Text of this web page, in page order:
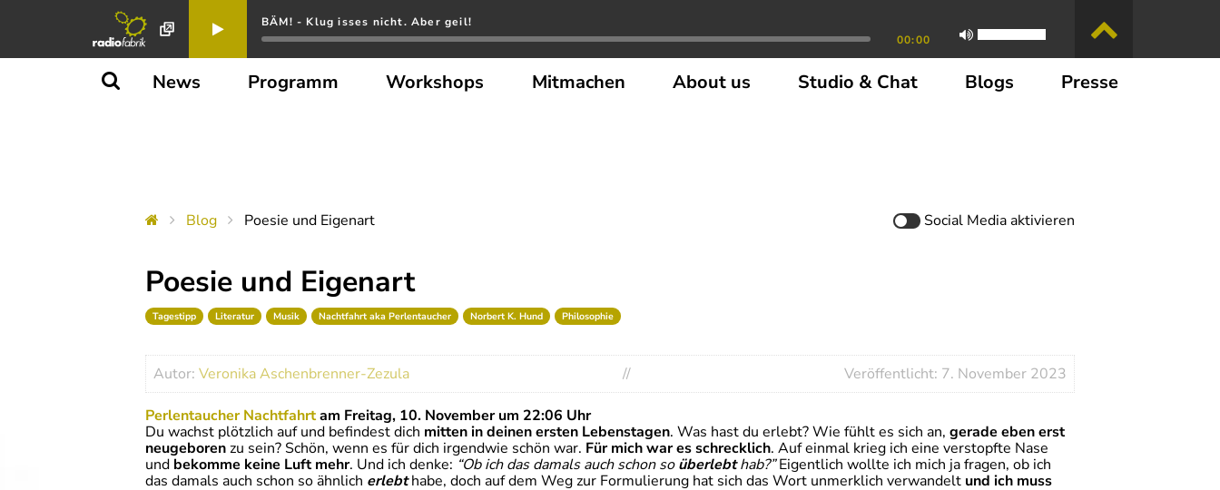
BÄM! - Klug isses nicht. Aber geil!
00:00
News Programm Workshops Mitmachen About us Studio & Chat Blogs Presse
Blog Poesie und Eigenart Social Mediaaktivieren
Poesie und Eigenart
Tagestipp Literatur Musik Nachtfahrt aka Perlentaucher Norbert K. Hund Philosophie
Autor: Veronika Aschenbrenner-Zezula // Veröffentlicht: 7. November 2023
Perlentaucher Nachtfahrtam Freitag, 10. November um 22:06 Uhr
Du wachst plötzlich auf und befindest dich mitten in deinen ersten Lebenstagen. Was hast du erlebt? Wie fühlt es sich an, gerade eben erst
neugeborenzu sein? Schön, wenn es für dich irgendwie schön war. Für mich war es schrecklich. Auf einmal krieg ich eine verstopfte Nase
und bekomme keine Luft mehr. Und ich denke: “Ob ich das damals auch schon soüberlebthab?”Eigentlich wollte ich mich ja fragen, ob ich
das damals auch schon so ähnlich erlebthabe, doch auf dem Weg zur Formulierung hat sich das Wort unmerklich verwandelt und ich muss